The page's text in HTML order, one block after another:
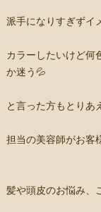
派手になりすぎずイ
カラーしたいけど何
か迷う💦
と言った方もとりあ
担当の美容師がお客
髪や頭皮のお悩み、